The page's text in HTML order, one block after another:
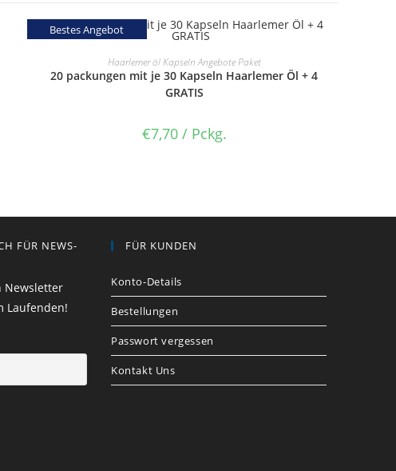
Bestes Angebot
SELECT OPTIONS
Haarlemer öl Kapseln Angebote Paket
20 packungen mit je 30 Kapseln Haarlemer Öl + 4
GRATIS
€7,70/ Pckg.
FÜR NEWS-
Newsletter
Laufenden!
FÜR KUNDEN
Konto-Details
Bestellungen
Passwort vergessen
Kontakt Uns​